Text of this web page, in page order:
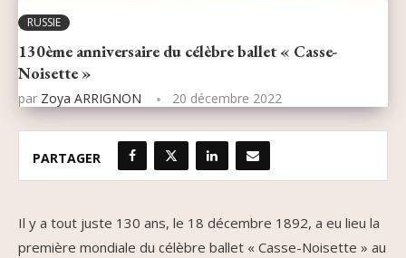
RUSSIE
130ème anniversaire du célèbre ballet « Casse-
Noisette »
par Zoya ARRIGNON 20 décembre 2022
PARTAGER
Il y a tout juste 130 ans, le 18 décembre 1892, a eu lieu la
première mondiale du célèbre ballet « Casse-Noisette » au